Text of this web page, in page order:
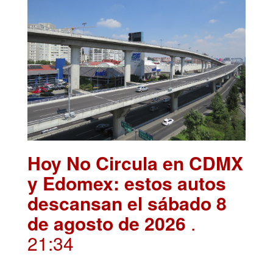
Hoy No Circula en CDMX
y Edomex: estos autos
descansan el sábado 8
de agosto de 2026 .
21:34